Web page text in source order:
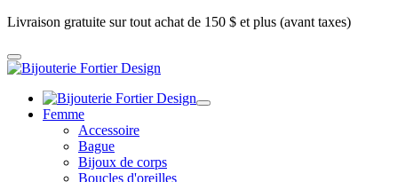
Livraison gratuite sur tout achat de 150 $ et plus (avant taxes)
Femme
Accessoire
Bague
Bijoux de corps
Boucles d'oreilles